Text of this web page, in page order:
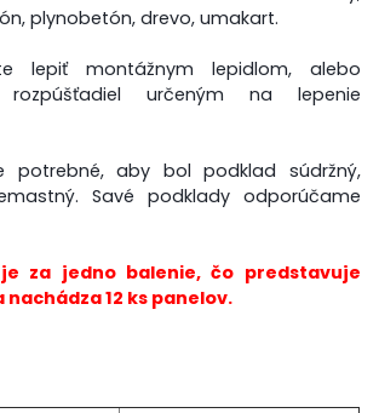
,plynobetón,drevo,umakart.
lepiť montážnym lepidlom, alebo
určeným na lepenie
potrebné, aby bol podklad súdržný,
Savé podklady odporúčame
za jedno balenie, čo predstavuje
nachádza 12 ks panelov.